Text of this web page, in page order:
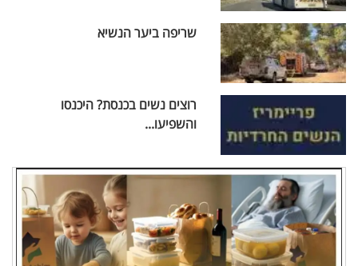
שריפה ביער הנשיא
רוצים נשים בכנסת? היכנסו
והשפיעו...